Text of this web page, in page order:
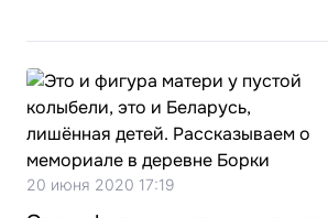
20 июня 2020 17:19